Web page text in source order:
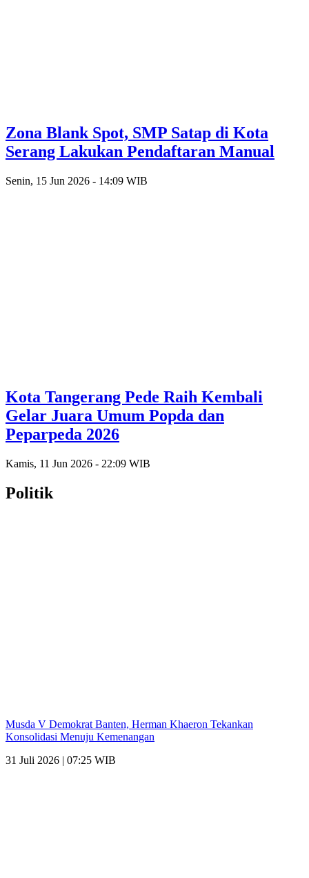
Zona Blank Spot, SMP Satap di Kota
Serang Lakukan Pendaftaran Manual
Senin, 15 Jun 2026 - 14:09 WIB
Kota Tangerang Pede Raih Kembali
Gelar Juara Umum Popda dan
Peparpeda 2026
Kamis, 11 Jun 2026 - 22:09 WIB
Politik
Musda V Demokrat Banten, Herman Khaeron Tekankan
Konsolidasi Menuju Kemenangan
31 Juli 2026 | 07:25 WIB